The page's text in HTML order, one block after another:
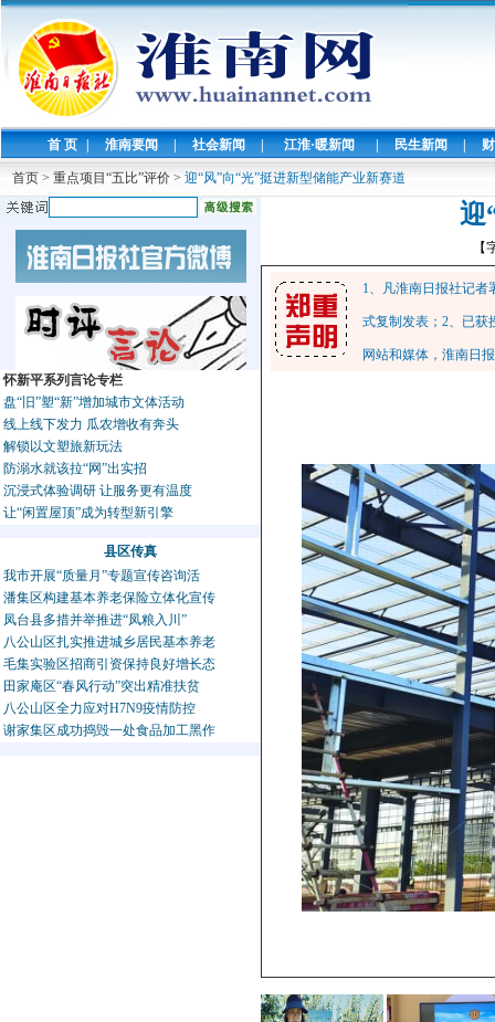
首 页 | 淮南要闻 | 社会新闻 | 江淮·暖新闻 | 民生新闻 |
首页 > 重点项目“五比”评价 > 迎“风”向“光”挺进新型储能产业新赛道
怀新平系列言论专栏
盘“旧”塑“新”增加城市文体活动
线上线下发力 瓜农增收有奔头
解锁以文塑旅新玩法
防溺水就该拉“网”出实招
沉浸式体验调研 让服务更有温度
让“闲置屋顶”成为转型新引擎
县区传真
我市开展“质量月”专题宣传咨询活
潘集区构建基本养老保险立体化宣传
凤台县多措并举推进“凤粮入川”
八公山区扎实推进城乡居民基本养老
毛集实验区招商引资保持良好增长态
田家庵区“春风行动”突出精准扶贫
八公山区全力应对H7N9疫情防控
谢家集区成功捣毁一处食品加工黑作
迎
【
1、凡淮南日报社记
式复制发表；2、已获
网站和媒体，淮南日